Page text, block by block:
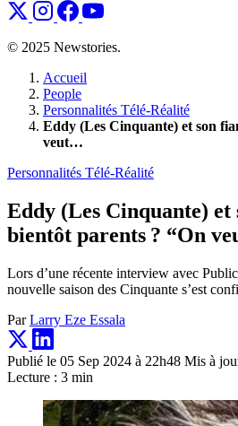
© 2025 Newstories.
Accueil
People
Personnalités Télé-Réalité
Eddy (Les Cinquante) et son
veut…
Personnalités Télé-Réalité
Eddy (Les Cinquante) et
bientôt parents ? “On
Lors d’une récente interview avec
nouvelle saison des Cinquante s’est
ParLarry Eze Essala
Publié le 05 Sep 2024 à 22h48 Mis à
Lecture : 3 min